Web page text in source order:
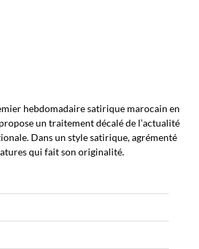
hebdomadaire satirique marocain en
un traitement décalé de l’actualité
Dans un style satirique, agrémenté
qui fait son originalité.